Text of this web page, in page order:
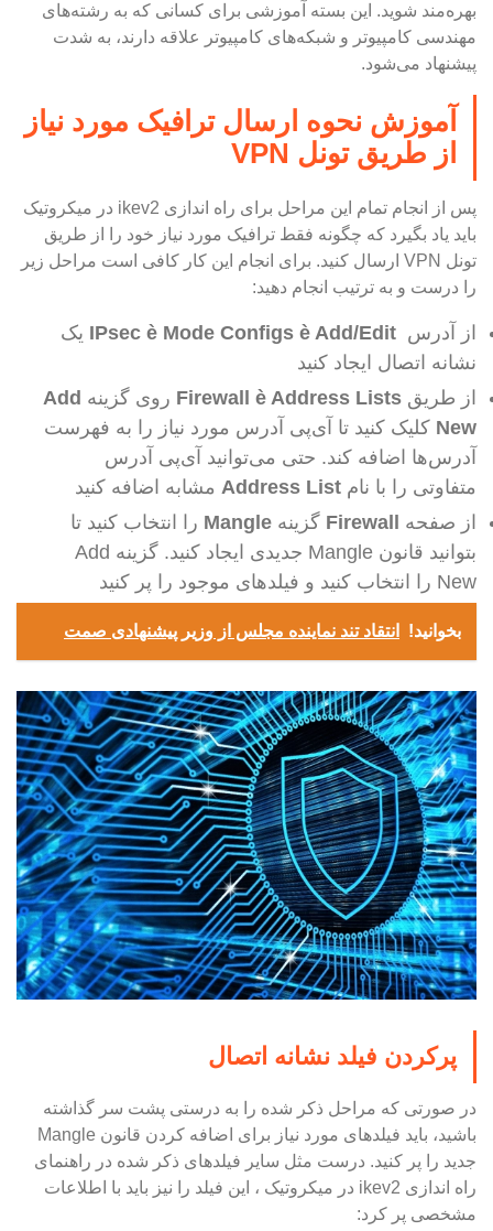
بهره‌مند شوید. این بسته آموزشی برای کسانی که به رشته‌های
مهندسی کامپیوتر و شبکه‌های کامپیوتر علاقه دارند، به شدت
پیشنهاد می‌شود.
آموزش نحوه ارسال ترافیک مورد نیاز
از طریق تونل VPN
پس از انجام تمام این مراحل برای راه اندازی ikev2 در میکروتیک
باید یاد بگیرد که چگونه فقط ترافیک مورد نیاز خود را از طریق
تونل VPN ارسال کنید. برای انجام این کار کافی است مراحل زیر
را درست و به ترتیب انجام دهید:
از آدرس
یک
نشانه اتصال ایجاد کنید
از طریق Firewall è Address Lists روی گزینه Add
New کلیک کنید تا آی‌پی آدرس مورد نیاز را به فهرست
آدرس‌ها اضافه کند. حتی می‌توانید آی‌پی آدرس
متفاوتی را با نام Address List مشابه اضافه کنید
از صفحه
Firewall گزینه Mangle را انتخاب کنید تا
بتوانید قانون Mangle جدیدی ایجاد کنید. گزینه Add
New را انتخاب کنید و فیلدهای موجود را پر کنید
بخوانید! انتقاد تند نماینده مجلس از وزیر پیشنهادی صمت
پرکردن فیلد نشانه اتصال
در صورتی که مراحل ذکر شده را به درستی پشت سر گذاشته
باشید، باید فیلدهای مورد نیاز برای اضافه کردن قانون Mangle
جدید را پر کنید. درست مثل سایر فیلدهای ذکر شده در راهنمای
راه اندازی ikev2 در میکروتیک ، این فیلد را نیز باید با اطلاعات
مشخصی پر کرد: